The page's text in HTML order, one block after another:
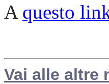
A questo
Vai alle altre